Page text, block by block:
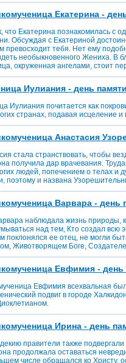
Екатерина -
что Екатерина познакомилась с
Обсуждая с Екатериной
превосходит тебя. Нет ему
необыкновенного Жениха. В
окруженная ангелами, стоит
Иулиания - день памяти
Иулиания почитается как
странах, подавая исцеление
Анастасия
стала странствовать, чтобы
получила дар врачевания.
людей, попечением о телах и
поэтому и названа
Варвара - день
наблюдала жизнь природы,
над тем, Кто создал всю
поклонялся ее отец, не могли
Животворящем Боге,
Евфимия - день
Евфимия всехвальная
подвиг в городе
Ирина - день
правители также
продолжала оставаться
числе обращался ко